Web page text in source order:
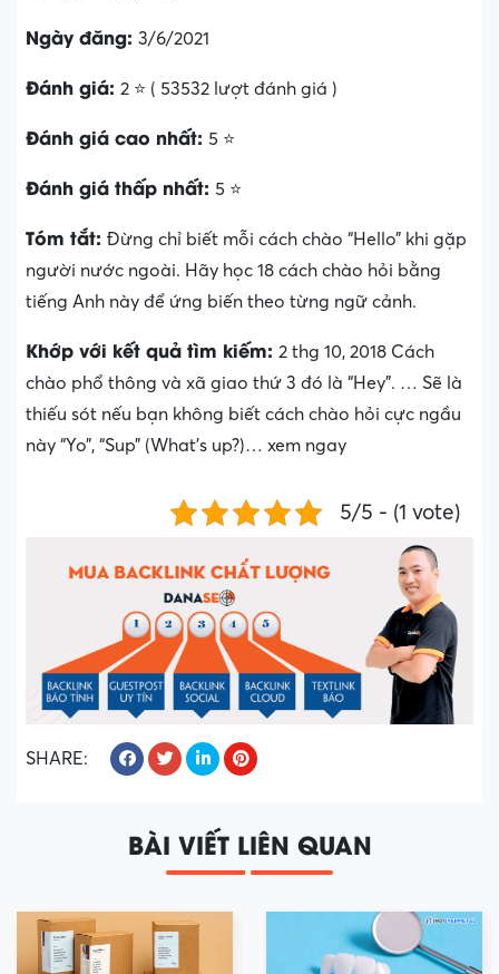
Ngày đăng: 3/6/2021
Đánh giá: 2 ⭐ ( 53532 lượt đánh giá )
Đánh giá cao nhất: 5 ⭐
Đánh giá thấp nhất: 5 ⭐
Tóm tắt: Đừng chỉ biết mỗi cách chào “Hello” khi gặp
người nước ngoài. Hãy học 18 cách chào hỏi bằng
tiếng Anh này để ứng biến theo từng ngữ cảnh.
Khớp với kết quả tìm kiếm: 2 thg 10, 2018 Cách
chào phổ thông và xã giao thứ 3 đó là “Hey”. … Sẽ là
thiếu sót nếu bạn không biết cách chào hỏi cực ngầu
này “Yo”, “Sup” (What’s up?)… xem ngay
5/5 - (1 vote)
SHARE:
BÀI VIẾT LIÊN QUAN